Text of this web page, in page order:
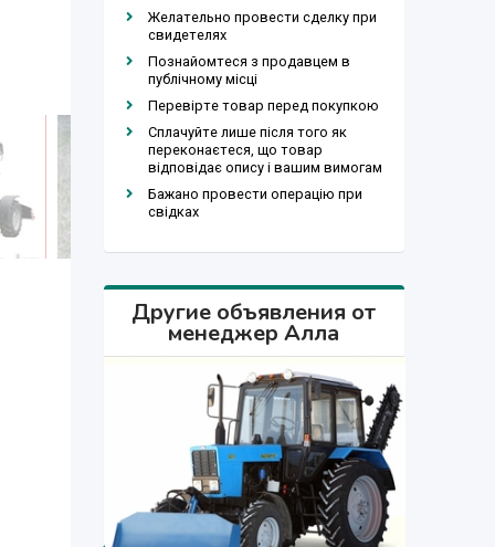
Желательно провести сделку при
свидетелях
Познайомтеся з продавцем в
публічному місці
Перевірте товар перед покупкою
Сплачуйте лише після того як
переконаєтеся, що товар
відповідає опису і вашим вимогам
Бажано провести операцію при
свідках
Другие объявления от
менеджер Алла